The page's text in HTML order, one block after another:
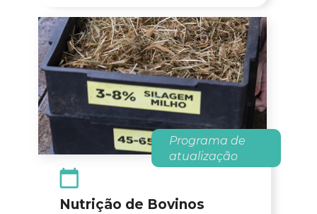
Nutrição de Bovinos
Programa de
atualização